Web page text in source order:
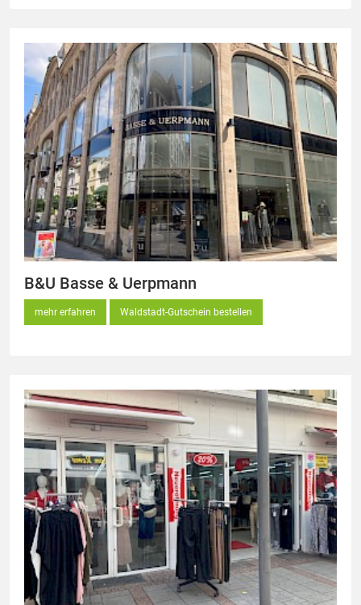
B&U Basse & Uerpmann
mehr erfahren Waldstadt-Gutschein bestellen